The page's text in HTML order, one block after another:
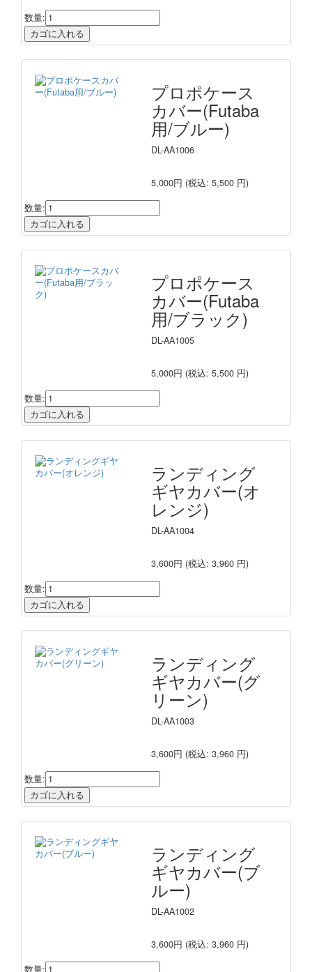
数量:
プロポケース
カバー(Futaba
用/ブルー)
DL-AA1006
5,000円 (税込: 5,500 円)
数量:
プロポケース
カバー(Futaba
用/ブラック)
DL-AA1005
5,000円 (税込: 5,500 円)
数量:
ランディング
ギヤカバー(オ
レンジ)
DL-AA1004
3,600円 (税込: 3,960 円)
数量:
ランディング
ギヤカバー(グ
リーン)
DL-AA1003
3,600円 (税込: 3,960 円)
数量:
ランディング
ギヤカバー(ブ
ルー)
DL-AA1002
3,600円 (税込: 3,960 円)
数量: